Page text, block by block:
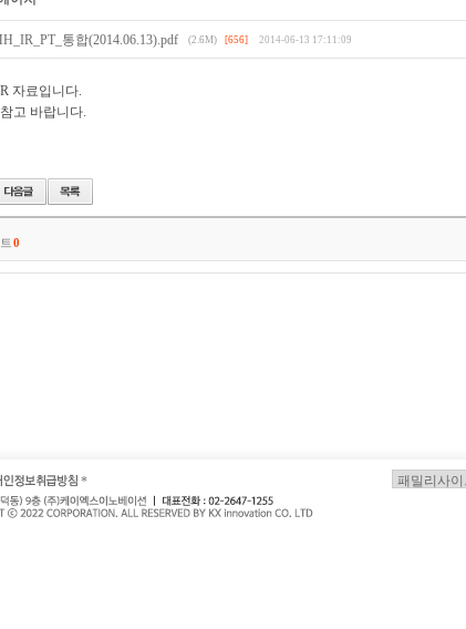
통합(2014.06.13).pdf (2.6M) [656] 2014-06-13 17:11:09
자료입니다.
고 바랍니다.
0
*